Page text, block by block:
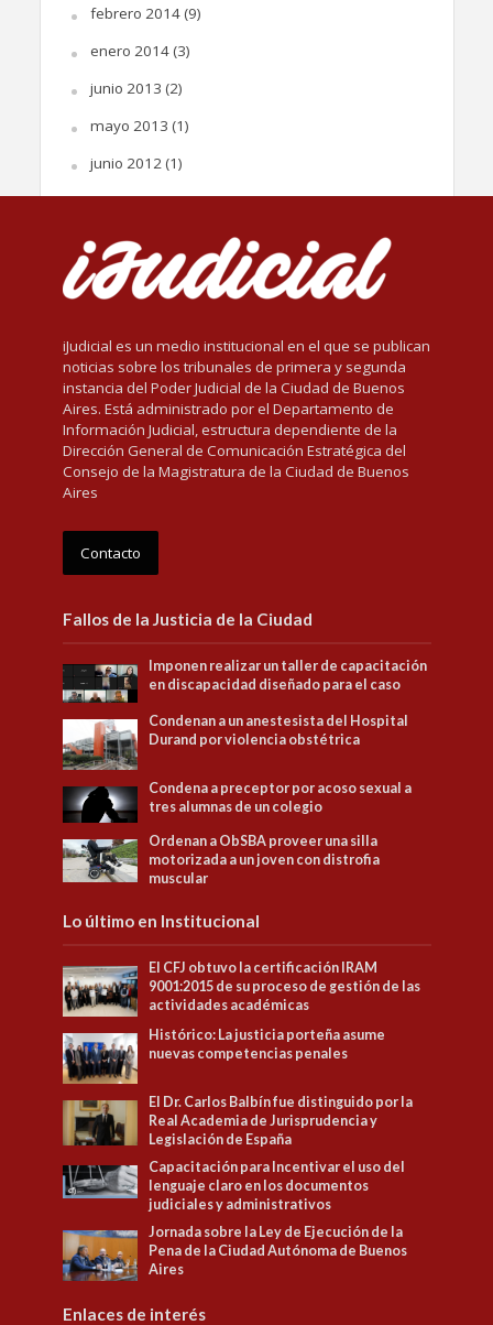
febrero 2014(9)
enero 2014(3)
junio 2013 (2)
mayo 2013 (1)
junio 2012(1)
iJudicial es un medio institucional en el que se publican
noticias sobre los tribunales de primera y segunda
instancia del Poder Judicial de la Ciudad de Buenos
Aires. Está administrado por el Departamento de
Información Judicial, estructura dependiente de la
Dirección General de Comunicación Estratégica del
Consejo de la Magistratura de la Ciudad de Buenos
Aires
Contacto
Fallos de la Justicia de la Ciudad
Imponen realizar un taller de capacitación
en discapacidad diseñado para el caso
Condenan a un anestesista del Hospital
Durand por violencia obstétrica
Condena a preceptor por acoso sexual a
tres alumnas de un colegio
Ordenan a ObSBA proveer una silla
motorizada a un joven con distrofia
muscular
Lo último en Institucional
El CFJ obtuvo la certificación IRAM
9001:2015 de su proceso de gestión de las
actividades académicas
Histórico: La justicia porteña asume
nuevas competencias penales
El Dr. Carlos Balbín fue distinguido por la
Real Academia de Jurisprudencia y
Legislación de España
Capacitación para Incentivar el uso del
lenguaje claro en los documentos
judiciales y administrativos
Jornada sobre la Ley de Ejecución de la
Pena de la Ciudad Autónoma de Buenos
Aires
Enlaces de interés